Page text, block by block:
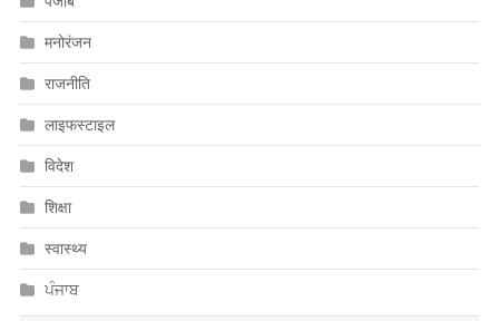
मनोरंजन
राजनीति
लाइफस्टाइल
विदेश
शिक्षा
स्वास्थ्य
ਪੰਜਾਬ